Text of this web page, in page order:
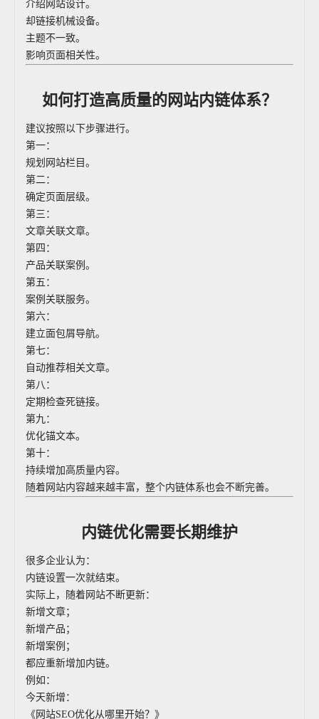
介绍网站设计。
却链接机械设备。
主题不一致。
影响页面相关性。
如何打造高质量的网站内链体系？
建议按照以下步骤进行。
第一：
规划网站栏目。
第二：
确定页面层级。
第三：
文章关联文章。
第四：
产品关联案例。
第五：
案例关联服务。
第六：
建立面包屑导航。
第七：
自动推荐相关文章。
第八：
定期检查死链接。
第九：
优化锚文本。
第十：
持续增加高质量内容。
随着网站内容越来越丰富，整个内链体系也会不断完善。
内链优化需要长期维护
很多企业认为：
内链设置一次就结束。
实际上，随着网站不断更新：
新增文章；
新增产品；
新增案例；
都应重新增加内链。
例如：
今天新增：
《网站SEO优化从哪里开始？》